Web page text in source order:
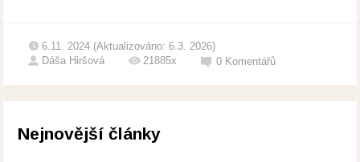
6.11. 2024 (Aktualizováno: 6.3. 2026)
Dáša Hiršová
21885x 0 Komentářů
Nejnovější články